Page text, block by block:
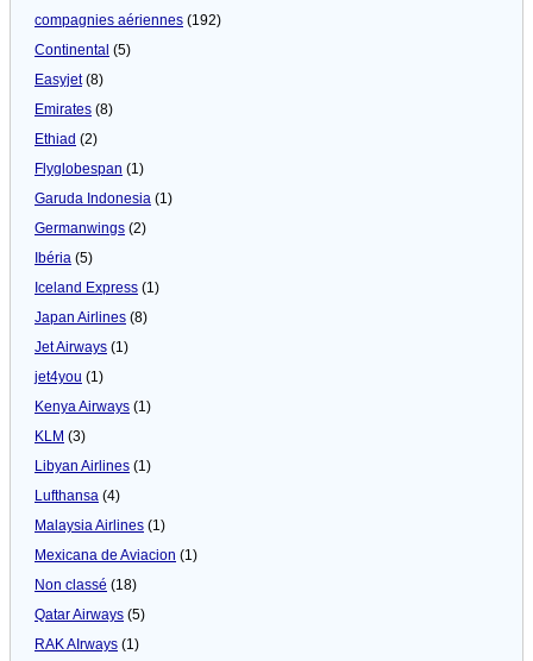
compagnies aériennes (192)
Continental (5)
Easyjet(8)
Emirates (8)
Ethiad (2)
Flyglobespan (1)
Garuda Indonesia (1)
Germanwings (2)
Ibéria (5)
Iceland Express (1)
Japan Airlines (8)
Jet Airways (1)
jet4you (1)
Kenya Airways (1)
KLM (3)
Libyan Airlines (1)
Lufthansa (4)
Malaysia Airlines (1)
Mexicana de Aviacion (1)
Non classé (18)
Qatar Airways (5)
RAK AIrways (1)